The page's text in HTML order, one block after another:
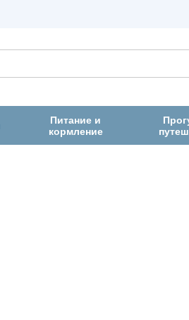
Питание и
кормление